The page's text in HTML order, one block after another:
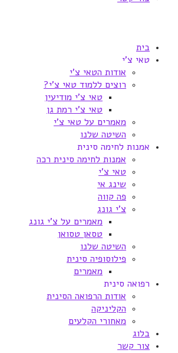
בית
טאי צ'י
אודות הטאי צ'י
רוצים ללמוד טאי צ'י?
טאי צ'י מודיעין
טאי צ'י רמת גן
מאמרים על טאי צ'י
השיטה שלנו
אמנות לחימה סינית
אמנות לחימה סינית רכה
טאי צ'י
שינג אי
פה קווה
צ'י גונג
מאמרים על צ'י גונג
טסאן טסואן
השיטה שלנו
פילוסופיה סינית
מאמרים
רפואה סינית
אודות הרפואה הסינית
הקליניקה
מאחורי הקלעים
בלוג
צור קשר